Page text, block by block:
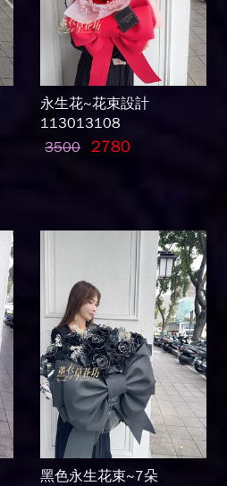
永生花~花束設計
113013108
3500
2780
黑色永生花束~7朵